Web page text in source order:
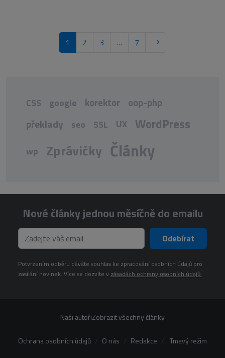
1 2 3 … 7
CSS google korektor oop-php
překlady seo SSL UX WordPress
wp Zprávičky Články
Nové články jednou měsíčně do emailu
Odebírat
Potvrzením odběru dáváte souhlas ke zpracování osobních údajů pro
zasílání novinek. Více se dozvíte v zásadách ochrany osobních údajů.
Naši autořiZobrazit všechny články
Ochrana osobních údajů O nás Redakce Tmavý režim